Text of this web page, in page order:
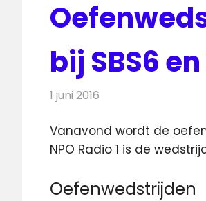
bij SBS6 en
1 juni 2016
Vanavond wordt de
NPO Radio 1 is de
Oefenwedstrijden